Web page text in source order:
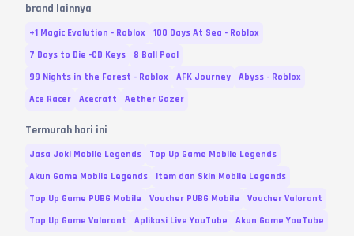
brand lainnya
+1 Magic Evolution - Roblox
100 Days At Sea - Roblox
7 Days to Die -CD Keys
8 Ball Pool
99 Nights in the Forest - Roblox
AFK Journey
Abyss - Roblox
Ace Racer
Acecraft Aether Gazer
Termurah hari ini
Jasa Joki Mobile Legends
Top Up Game Mobile Legends
Akun Game Mobile Legends
Item dan Skin Mobile Legends
Top Up Game PUBG Mobile
Voucher PUBG Mobile
Voucher Valorant
Top Up Game Valorant
Aplikasi Live YouTube Akun Game YouTube